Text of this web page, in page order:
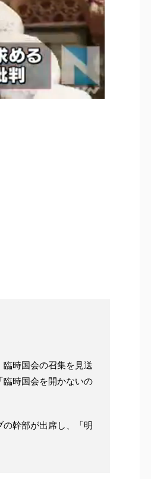
時国会の召集を見送
時国会を開かないの
幹部が出席し、「明